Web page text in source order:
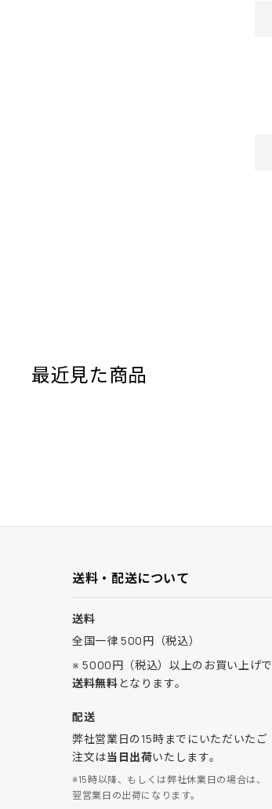
最近見た商品
送料・配送について
送料
全国一律 500円（税込）
※ 5000円（税込）以上のお買い上げで
送料無料となります。
配送
弊社営業日の15時までにいただいたご
注文は当日出荷いたします。
※15時以降、もしくは弊社休業日の場合は、
翌営業日の出荷になります。